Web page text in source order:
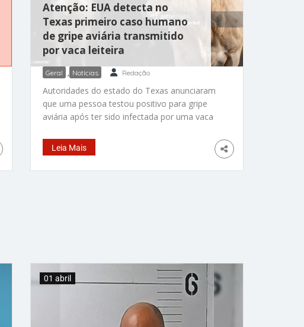
Atenção: EUA detecta no
Texas primeiro caso humano
de gripe aviária transmitido
por vaca leiteira
Geral , Notícias Redação
Autoridades do estado do Texas anunciaram
que uma pessoa testou positivo para gripe
aviária após ter sido infectada por uma vaca
nos olhos, um sintoma compatível com
conjuntivite, e está se recuperando após ter
sido isolado e tratado com um antiviral. O
Leia Mais
01 abril